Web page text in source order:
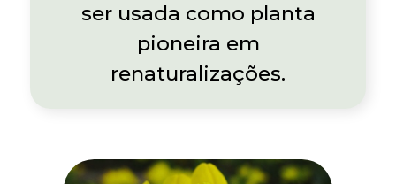
ser usada como planta
pioneira em
renaturalizações.